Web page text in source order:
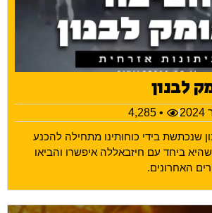
לבנון
• 4,285
שנכתשת בידי כוחותינו מתחילה להכנע
ביחד עם חיזבאללה איפשרו והביאו